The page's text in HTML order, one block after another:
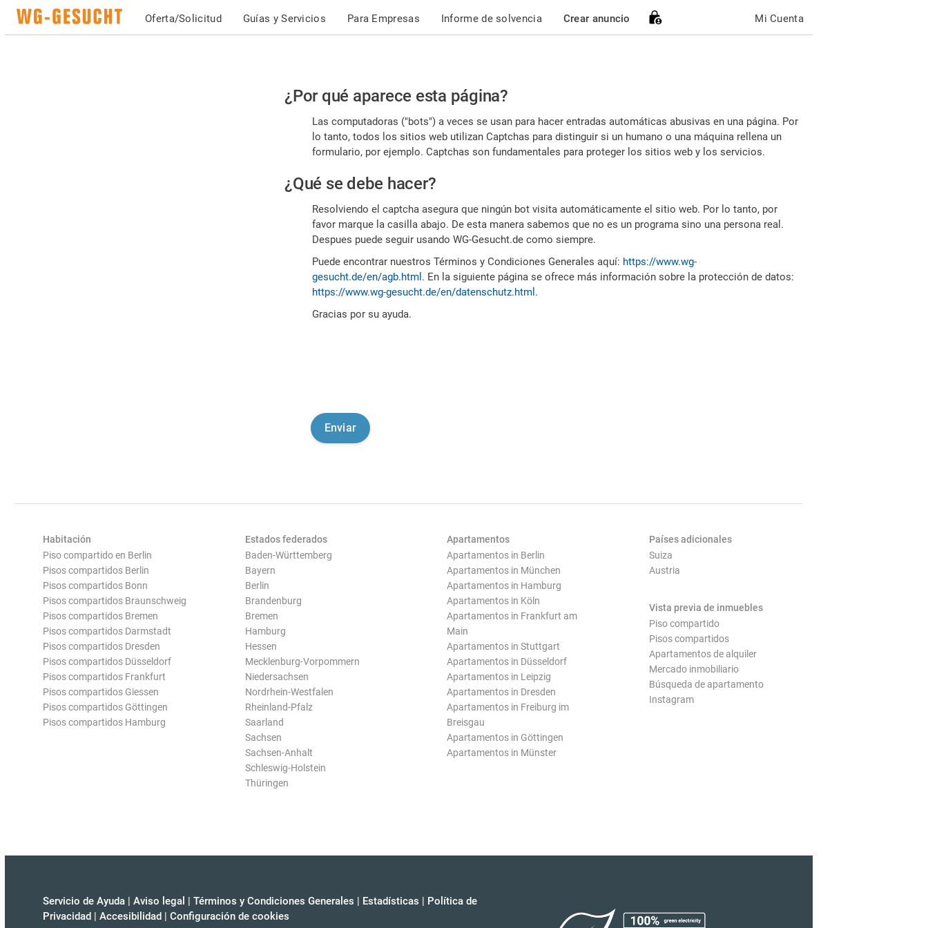
Oferta/Solicitud Guías y Servicios Para Empresas Informe de solvencia Crear anuncio Mi Cuenta
Por
favor,
confirme
es
humano
¿Por qué aparece esta página?
Las computadoras ("bots") a veces se usan para hacer entradas automáticas abusivas en una página. Por
lo tanto, todos los sitios web utilizan Captchas para distinguir si un humano o una máquina rellena un
formulario, por ejemplo. Captchas son fundamentales para proteger los sitios web y los servicios.
¿Qué se debe hacer?
Resolviendo el captcha asegura que ningún bot visita automáticamente el sitio web. Por lo tanto, por
favor marque la casilla abajo. De esta manera sabemos que no es un programa sino una persona real.
Despues puede seguir usando WG-Gesucht.de como siempre.
Puede encontrar nuestros Términos y Condiciones Generales aquí: https://www.wg-
gesucht.de/en/agb.html . En la siguiente página se ofrece más información sobre la protección de datos:
https://www.wg-gesucht.de/en/datenschutz.html .
Gracias por su ayuda.
Habitación
Piso compartido en Berlin
Pisos compartidos Berlin
Pisos compartidos Bonn
Pisos compartidos Braunschweig
Pisos compartidos Bremen
Pisos compartidos Darmstadt
Pisos compartidos Dresden
Pisos compartidos Düsseldorf
Pisos compartidos Frankfurt
Pisos compartidos Giessen
Pisos compartidos Göttingen
Pisos compartidos Hamburg
Estados federados
Baden-Württemberg
Bayern
Berlin
Brandenburg
Bremen
Hamburg
Hessen
Mecklenburg-Vorpommern
Niedersachsen
Nordrhein-Westfalen
Rheinland-Pfalz
Saarland
Sachsen
Sachsen-Anhalt
Schleswig-Holstein
Thüringen
Apartamentos
Apartamentos in Berlin
Apartamentos in München
Apartamentos in Hamburg
Apartamentos in Köln
Apartamentos in Frankfurt am
Main
Apartamentos in Stuttgart
Apartamentos in Düsseldorf
Apartamentos in Leipzig
Apartamentos in Dresden
Apartamentos in Freiburg im
Breisgau
Apartamentos in Göttingen
Apartamentos in Münster
Países adicionales
Suiza
Austria
Vista previa de inmuebles
Piso compartido
Pisos compartidos
Apartamentos de alquiler
Mercado inmobiliario
Búsqueda de apartamento
Instagram
Servicio de Ayuda | Aviso legal | Términos y Condiciones Generales | Estadísticas | Política de
Privacidad | Accesibilidad | Configuración de cookies